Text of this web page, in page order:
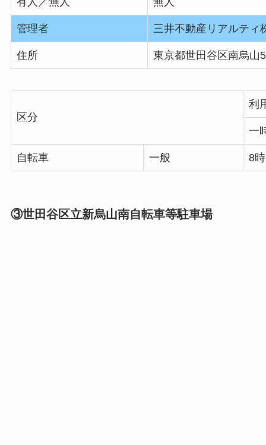
管理者 三井不動産リアルティ
住所 東京都世田谷区南烏山
区分
利
一
自転車 一般 8
③世田谷区立新烏山南自転車等駐車場